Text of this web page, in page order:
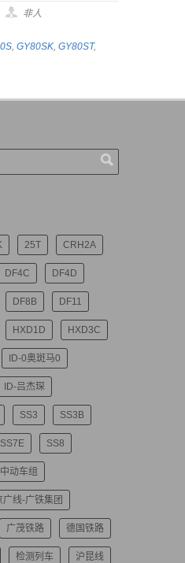
非人
, GY80SK, GY80ST,
25T CRH2A
DF4C DF4D
DF8B DF11
HXD1D HXD3C
ID-0奥斑马0
ID-吕杰琛
SS3 SS3B
SS7E SS8
动车组
广线-广铁集团
广茂铁路 德国铁路
检测列车 沪昆线